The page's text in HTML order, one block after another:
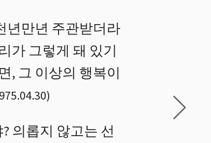
년만년 주관받더라
가 그렇게 돼 있기
, 그 이상의 행복이
)
의롭지 않고는 선